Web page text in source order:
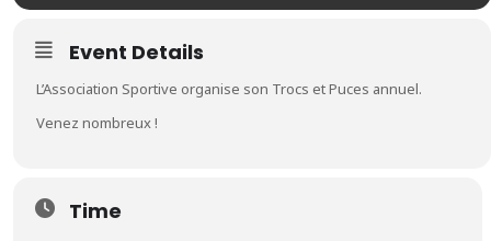
Event Details
L’Association Sportive organise son Trocs et Puces annuel.
Venez nombreux !
Time